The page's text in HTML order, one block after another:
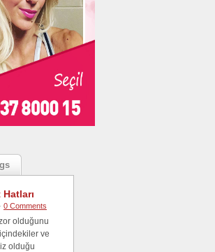
Hatları
0 Comments
olduğunu
ve
olduğu